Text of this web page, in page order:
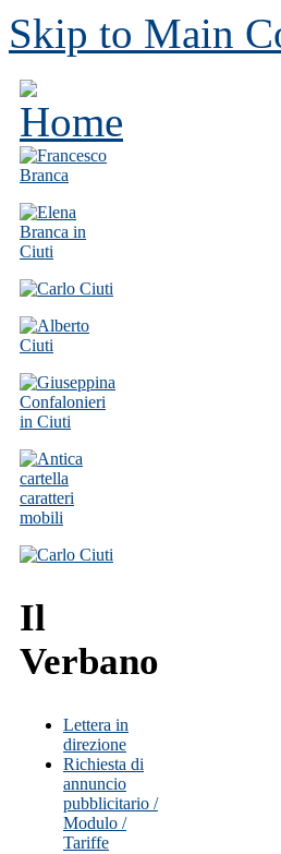
Skip to Main
Il
Verbano
Lettera in
direzione
Richiesta di
annuncio
pubblicitario /
Modulo /
Tariffe